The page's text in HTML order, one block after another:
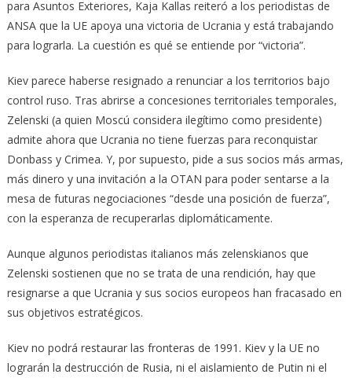
para Asuntos Exteriores, Kaja Kallas reiteró a los periodistas de
ANSA que la UE apoya una victoria de Ucrania y está trabajando
para lograrla. La cuestión es qué se entiende por “victoria”.
Kiev parece haberse resignado a renunciar a los territorios bajo
control ruso. Tras abrirse a concesiones territoriales temporales,
Zelenski (a quien Moscú considera ilegítimo como presidente)
admite ahora que Ucrania no tiene fuerzas para reconquistar
Donbass y Crimea. Y, por supuesto, pide a sus socios más armas,
más dinero y una invitación a la OTAN para poder sentarse a la
mesa de futuras negociaciones “desde una posición de fuerza”,
con la esperanza de recuperarlas diplomáticamente.
Aunque algunos periodistas italianos más zelenskianos que
Zelenski sostienen que no se trata de una rendición, hay que
resignarse a que Ucrania y sus socios europeos han fracasado en
sus objetivos estratégicos.
Kiev no podrá restaurar las fronteras de 1991. Kiev y la UE no
lograrán la destrucción de Rusia, ni el aislamiento de Putin ni el